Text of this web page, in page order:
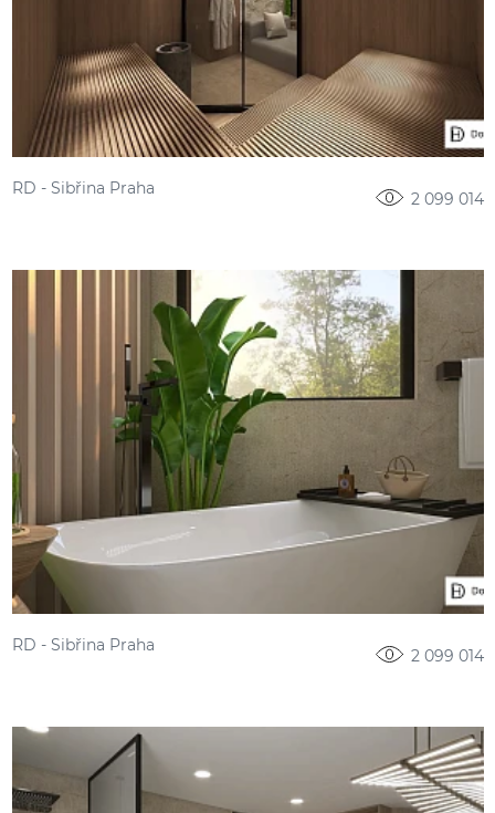
RD - Sibřina Praha
2 099 014
RD - Sibřina Praha
2 099 014